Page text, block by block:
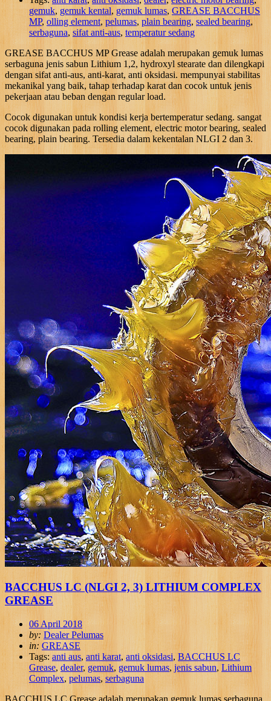
gemuk, gemuk kental, gemuk lumas,GREASE BACCHUS
MP, olling element, pelumas, plain bearing, sealed bearing,
serbaguna, sifat anti-aus, temperatur sedang
GREASE BACCHUS MP Grease adalah merupakan gemuk lumas
serbaguna jenis sabun Lithium 1,2, hydroxyl stearate dan dilengkapi
dengan sifat anti-aus, anti-karat, anti oksidasi. mempunyai stabilitas
mekanikal yang baik, tahap terhadap karat dan cocok untuk jenis
pekerjaan atau beban dengan regular load.
Cocok digunakan untuk kondisi kerja bertemperatur sedang. sangat
cocok digunakan pada rolling element, electric motor bearing, sealed
bearing, plain bearing. Tersedia dalam kekentalan NLGI 2 dan 3.
BACCHUS LC (NLGI 2, 3) LITHIUM COMPLEX
GREASE
06 April 2018
by: Dealer Pelumas
in: GREASE
Tags:anti aus, anti karat,anti oksidasi, BACCHUS LC
Grease, dealer, gemuk, gemuk lumas, jenis sabun, Lithium
Complex,pelumas, serbaguna
BACCHUS LC Grease adalah merupakan gemuk lumas serbaguna